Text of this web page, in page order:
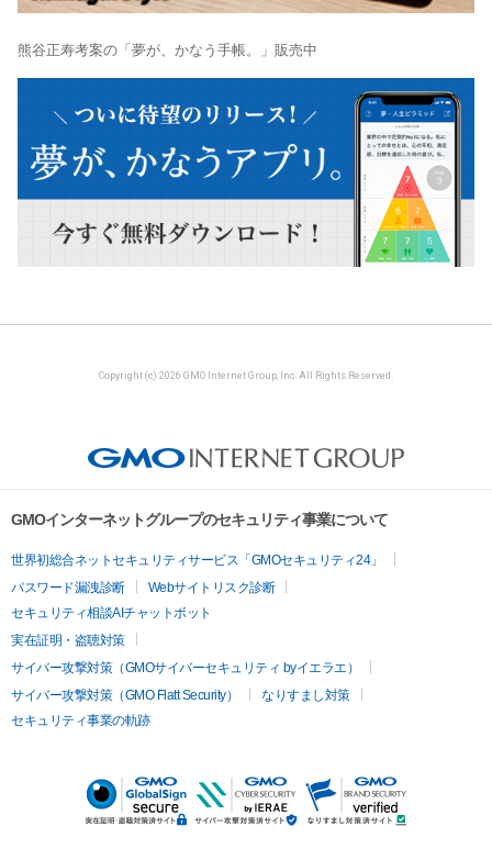
熊谷正寿考案の「夢が、かなう手帳。」販売中
Copyright (c) 2026 GMO Internet Group, Inc. All Rights Reserved.
GMOインターネットグループのセキュリティ事業について
世界初総合ネットセキュリティサービス「GMOセキュリティ24」
パスワード漏洩診断
Webサイトリスク診断
セキュリティ相談AIチャットボット
実在証明・盗聴対策
サイバー攻撃対策（GMOサイバーセキュリティ byイエラエ）
サイバー攻撃対策（GMO Flatt Security）
なりすまし対策
セキュリティ事業の軌跡